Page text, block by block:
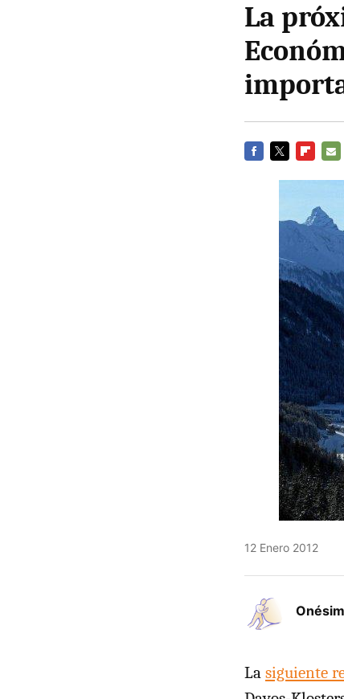
La
12 Enero 2012
La siguiente